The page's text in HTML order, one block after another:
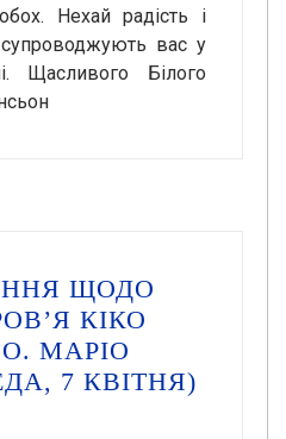
Нехай радість і
вас у
Щасливого Білого
ЩОДО
КІКО
МАРІО
7 КВІТНЯ)